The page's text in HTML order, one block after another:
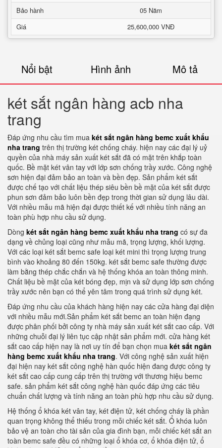
Bảo hành
05 Năm
Giá
25,600,000 VNĐ
Nổi bật Hình ảnh Mô tả
két sắt ngân hàng acb nha
trang
Đáp ứng nhu cầu tìm mua két sắt ngân hàng bemc xuất khẩu
nha trang trên thị trường két chống cháy. hiện nay các đại lý uỷ
quyền của nhà máy sản xuất két sắt đã có mặt trên khắp toàn
quốc. Bề mặt két vân tay với lớp sơn chống trầy xước. Công nghệ
sơn hiện đại đảm bảo an toàn và bền đẹp. Sản phẩm két sắt
được chế tạo với chất liệu thép siêu bền bề mặt của két sắt được
phun sơn đảm bảo luôn bền đẹp trong thời gian sử dụng lâu dài.
Với nhiều mẫu mã hiện đại được thiết kế với nhiều tính năng an
toàn phù hợp nhu cầu sử dụng.
Dòng két sắt ngân hàng bemc xuất khẩu nha trang có sự đa
dạng về chủng loại cũng như mẫu mã, trọng lượng, khối lượng.
Với các loại két sắt bemc safe loại két mini thì trọng lượng trung
bình vào khoảng 80 đến 150kg. két sắt bemc safe thường được
làm bằng thép chắc chắn và hệ thống khóa an toàn thông minh.
Chất liệu bề mặt của két bóng đẹp, mịn và sử dụng lớp sơn chống
trầy xước nên bạn có thể yên tâm trong quá trình sử dụng két.
Đáp ứng nhu cầu của khách hàng hiện nay các cửa hàng đại diện
với nhiều mẫu mới.Sản phẩm két sắt bemc an toàn hiện đạng
được phân phối bởi công ty nhà máy sản xuất két sắt cao cấp. Với
những chuỗi đại lý liên tục cập nhật sản phẩm mới. cửa hàng két
sắt cao cấp hiện nay là nơi uy tín để bạn chọn mua két sắt ngân
hàng bemc xuất khẩu nha trang. Với công nghệ sản xuất hiện
đại hiện nay két sắt công nghệ hàn quốc hiện đang được công ty
két sắt cao cấp cung cấp trên thị trường với thương hiệu bemc
safe. sản phẩm két sắt công nghệ hàn quốc đáp ứng các tiêu
chuẩn chất lượng và tính năng an toàn phù hợp nhu cầu sử dụng.
Hệ thống ổ khóa két vân tay, két điện tử, két chống cháy là phần
quan trọng không thể thiếu trong mỗi chiếc két sắt. Ổ khóa luôn
bảo vệ an toàn cho tài sản của gia đình bạn, mỗi chiếc két sắt an
toàn bemc safe đều có những loại ổ khóa cơ, ổ khóa điện tử, ổ